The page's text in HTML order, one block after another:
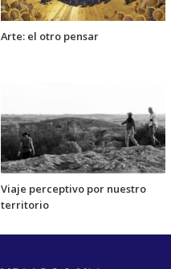
Arte: el otro pensar
Viaje perceptivo por nuestro
territorio